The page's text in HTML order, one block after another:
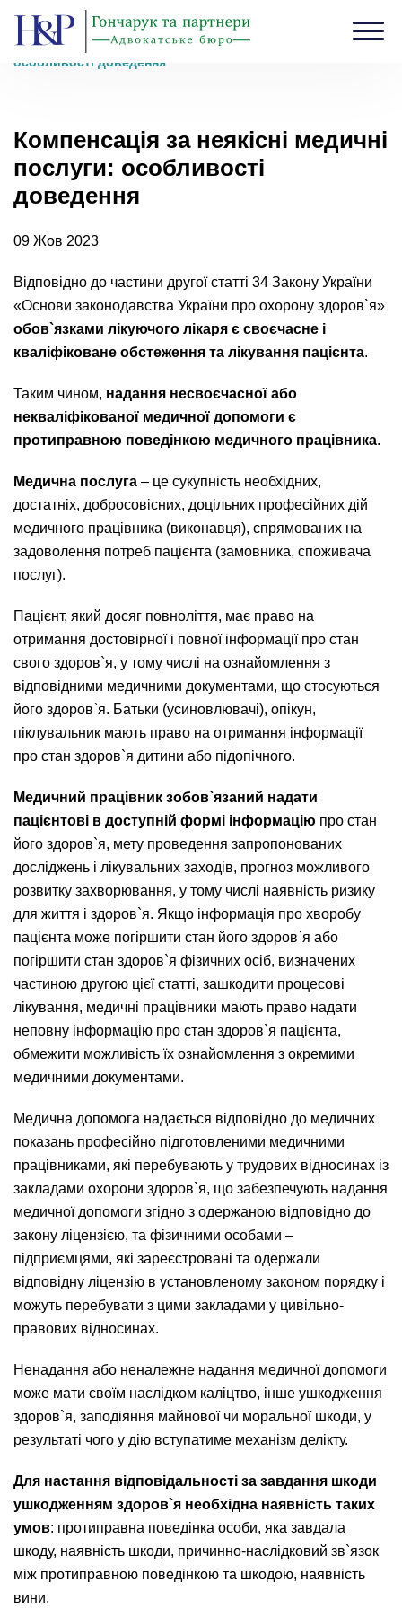
Головна Блог›Компенсація за неякісні медичні послуги:
особливості доведення
Компенсація за неякісні медичні
послуги: особливості
доведення
09 Жов 2023
Відповідно до частини другої статті 34 Закону України
«Основи законодавства України про охорону здоров`я»
обов`язками лікуючого лікаря є своєчасне і
кваліфіковане обстеження та лікування пацієнта.
Таким чином, надання несвоєчасної або
некваліфікованої медичної допомоги є
протиправною поведінкою медичного працівника.
Медична послуга – це сукупність необхідних,
достатніх, добросовісних, доцільних професійних дій
медичного працівника (виконавця), спрямованих на
задоволення потреб пацієнта (замовника, споживача
послуг).
Пацієнт, який досяг повноліття, має право на
отримання достовірної і повної інформації про стан
свого здоров`я, у тому числі на ознайомлення з
відповідними медичними документами, що стосуються
його здоров`я. Батьки (усиновлювачі), опікун,
піклувальник мають право на отримання інформації
про стан здоров`я дитини або підопічного.
Медичний працівник зобов`язаний надати
пацієнтові в доступній формі інформацію про стан
його здоров`я, мету проведення запропонованих
досліджень і лікувальних заходів, прогноз можливого
розвитку захворювання, у тому числі наявність ризику
для життя і здоров`я. Якщо інформація про хворобу
пацієнта може погіршити стан його здоров`я або
погіршити стан здоров`я фізичних осіб, визначених
частиною другою цієї статті, зашкодити процесові
лікування, медичні працівники мають право надати
неповну інформацію про стан здоров`я пацієнта,
обмежити можливість їх ознайомлення з окремими
медичними документами.
Медична допомога надається відповідно до медичних
показань професійно підготовленими медичними
працівниками, які перебувають у трудових відносинах із
закладами охорони здоров`я, що забезпечують надання
медичної допомоги згідно з одержаною відповідно до
закону ліцензією, та фізичними особами –
підприємцями, які зареєстровані та одержали
відповідну ліцензію в установленому законом порядку і
можуть перебувати з цими закладами у цивільно-
правових відносинах.
Ненадання або неналежне надання медичної допомоги
може мати своїм наслідком каліцтво, інше ушкодження
здоров`я, заподіяння майнової чи моральної шкоди, у
результаті чого у дію вступатиме механізм делікту.
Для настання відповідальності за завдання шкоди
ушкодженням здоров`я необхідна наявність таких
умов: протиправна поведінка особи, яка завдала
шкоду, наявність шкоди, причинно-наслідковий зв`язок
між протиправною поведінкою та шкодою, наявність
вини.